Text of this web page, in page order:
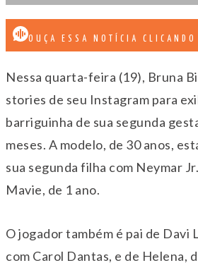
OUÇA ESSA NOTÍCIA CLICANDO
Nessa quarta-feira (19), Bruna
stories de seu Instagram para
barriguinha de sua segunda
meses. A modelo, de 30 anos,
sua segunda filha com Neymar
Mavie, de 1 ano.
O jogador também é pai de Davi
com Carol Dantas, e de Helena,